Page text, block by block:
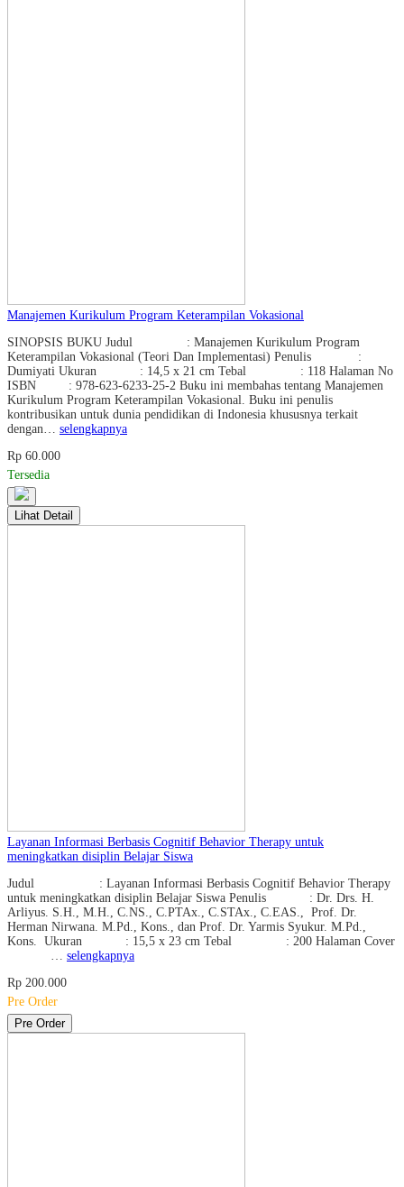
Manajemen Kurikulum Program Keterampilan Vokasional
SINOPSIS BUKU Judul : Manajemen Kurikulum Program
Keterampilan Vokasional (Teori Dan Implementasi) Penulis :
Dumiyati Ukuran : 14,5 x 21 cm Tebal : 118 Halaman No
ISBN : 978-623-6233-25-2 Buku ini membahas tentang Manajemen
Kurikulum Program Keterampilan Vokasional. Buku ini penulis
kontribusikan untuk dunia pendidikan di Indonesia khususnya terkait
dengan… selengkapnya
Rp 60.000
Tersedia
Lihat Detail
Layanan Informasi Berbasis Cognitif Behavior Therapy untuk
meningkatkan disiplin Belajar Siswa
Judul : Layanan Informasi Berbasis Cognitif Behavior Therapy
untuk meningkatkan disiplin Belajar Siswa Penulis : Dr. Drs. H.
Arliyus. S.H., M.H., C.NS., C.PTAx., C.STAx., C.EAS., Prof. Dr.
Herman Nirwana. M.Pd., Kons., dan Prof. Dr. Yarmis Syukur. M.Pd.,
Kons. Ukuran : 15,5 x 23 cm Tebal : 200 Halaman Cover
selengkapnya
Rp 200.000
Pre Order
Pre Order